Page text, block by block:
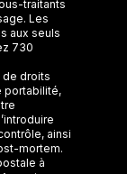
traitants
Les
aux seuls
730
de droits
portabilité,
ainsi
mortem.
à